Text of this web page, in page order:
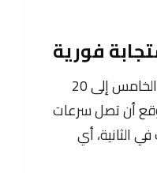
فورية
في حين وصلت سرعة الجيل الخامس إلى 20
أن تصل سرعات
1 تيرابايت في الثانية، أي